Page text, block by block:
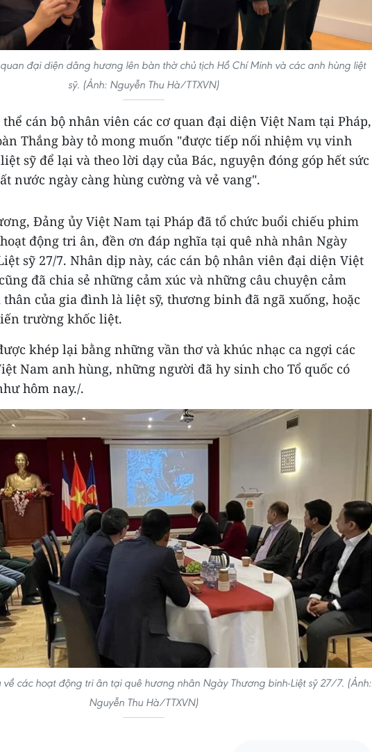
đại diện dâng hương lên bàn thờ chủ tịch Hồ Chí Minh và các anh hùng liệt
sỹ. (Ảnh: Nguyễn Thu Hà/TTXVN)
cán bộ nhân viên các cơ quan đại diện Việt Nam tại Pháp,
Thắng bày tỏ mong muốn "được tiếp nối nhiệm vụ vinh
sỹ để lại và theo lời dạy của Bác, nguyện đóng góp hết sức
nước ngày càng hùng cường và vẻ vang".
Đảng ủy Việt Nam tại Pháp đã tổ chức buổi chiếu phim
động tri ân, đền ơn đáp nghĩa tại quê nhà nhân Ngày
sỹ 27/7. Nhân dịp này, các cán bộ nhân viên đại diện Việt
đã chia sẻ những cảm xúc và những câu chuyện cảm
của gia đình là liệt sỹ, thương binh đã ngã xuống, hoặc
trường khốc liệt.
khép lại bằng những vần thơ và khúc nhạc ca ngợi các
Nam anh hùng, những người đã hy sinh cho Tổ quốc có
hôm nay./.
về các hoạt động tri ân tại quê hương nhân Ngày Thương binh-Liệt sỹ 27/7. (Ảnh:
Nguyễn Thu Hà/TTXVN)